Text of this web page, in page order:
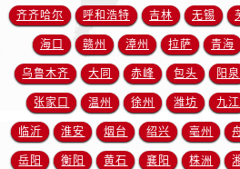
齐齐哈尔 呼和浩特 吉林 无锡
海口 赣州 漳州 拉萨 青海
乌鲁木齐 大同 赤峰 包头 阳泉
张家口 温州 徐州 潍坊 九江
临沂 淮安 烟台 绍兴 亳州
岳阳 衡阳 黄石 襄阳 株洲